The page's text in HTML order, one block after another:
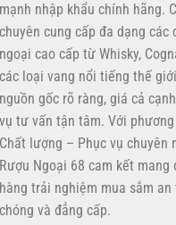
mạnh nhập khẩu chính hãng.
chuyên cung cấp đa dạng các
ngoại cao cấp từ Whisky,
các loại vang nổi tiếng thế
nguồn gốc rõ ràng, giá cả
vụ tư vấn tận tâm. Với phương
Chất lượng – Phục vụ chuyên
Rượu Ngoại 68 cam kết mang
hàng trải nghiệm mua sắm an
chóng và đẳng cấp.